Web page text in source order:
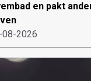
en pakt
08-2026